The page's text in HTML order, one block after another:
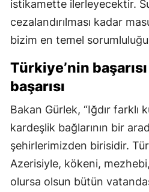
istikamette ilerleyecektir.
cezalandırılması kadar
bizim en temel
Türkiye’nin
başarısı
Bakan Gürlek, “Iğdır farklı
kardeşlik bağlarının bir
şehirlerimizden birisidir.
Azerisiyle, kökeni,
olursa olsun bütün